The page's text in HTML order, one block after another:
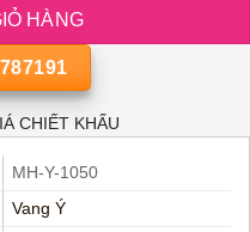
HÀNG
CHIẾT KHẤU
MH-Y-1050
Vang Ý